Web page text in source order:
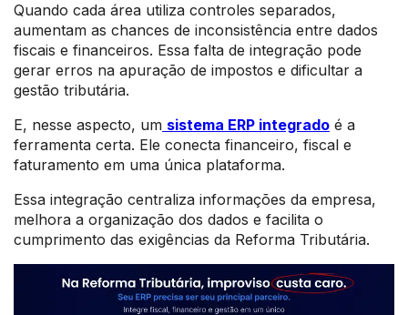
Quando cada área utiliza controles separados,
aumentam as chances de inconsistência entre dados
fiscais e financeiros. Essa falta de integração pode
gerar erros na apuração de impostos e dificultar a
gestão tributária.
E, nesse aspecto, um sistema ERP integrado é a
ferramenta certa. Ele conecta financeiro, fiscal e
faturamento em uma única plataforma.
Essa integração centraliza informações da empresa,
melhora a organização dos dados e facilita o
cumprimento das exigências da Reforma Tributária.